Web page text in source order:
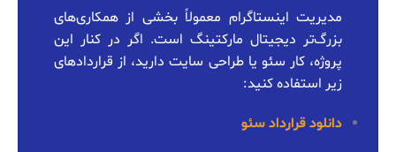
مدیریت اینستاگرام معمولاً بخشی از همکاری‌های
بزرگ‌تر دیجیتال مارکتینگ است. اگر در کنار این
پروژه، کار سئو یا طراحی سایت دارید، از قراردادهای
زیر استفاده کنید:
دانلود قرارداد سئو